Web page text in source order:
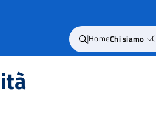
|HomeChi siamo